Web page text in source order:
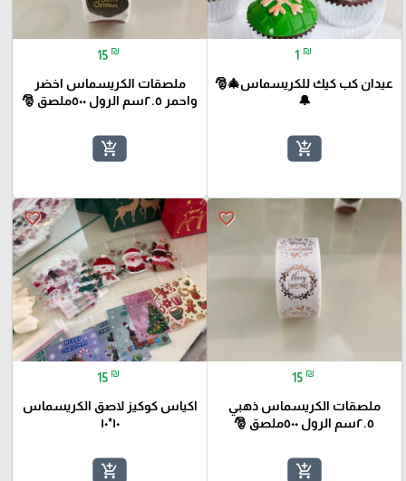
1 ₪
عيدان كب كيك للكريسماس🎄🎅
🔔
add_shopping_cart
15 ₪
ملصقات الكريسماس اخضر
واحمر ٢.٥سم الرول ٥٠٠ملصق 🎅
add_shopping_cart
favorite_border
15 ₪
ملصقات الكريسماس ذهبي
٢.٥سم الرول ٥٠٠ملصق 🎅
add_shopping_cart
favorite_border
15 ₪
اكياس كوكيز لاصق الكريسماس
١٠*١٠
add_shopping_cart